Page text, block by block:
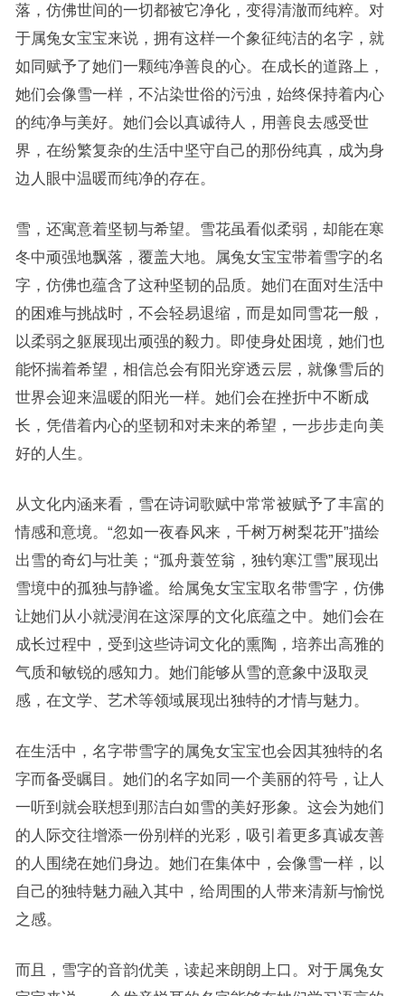
落，仿佛世间的一切都被它净化，变得清澈而纯粹。对
于属兔女宝宝来说，拥有这样一个象征纯洁的名字，就
如同赋予了她们一颗纯净善良的心。在成长的道路上，
她们会像雪一样，不沾染世俗的污浊，始终保持着内心
的纯净与美好。她们会以真诚待人，用善良去感受世
界，在纷繁复杂的生活中坚守自己的那份纯真，成为身
边人眼中温暖而纯净的存在。
雪，还寓意着坚韧与希望。雪花虽看似柔弱，却能在寒
冬中顽强地飘落，覆盖大地。属兔女宝宝带着雪字的名
字，仿佛也蕴含了这种坚韧的品质。她们在面对生活中
的困难与挑战时，不会轻易退缩，而是如同雪花一般，
以柔弱之躯展现出顽强的毅力。即使身处困境，她们也
能怀揣着希望，相信总会有阳光穿透云层，就像雪后的
世界会迎来温暖的阳光一样。她们会在挫折中不断成
长，凭借着内心的坚韧和对未来的希望，一步步走向美
好的人生。
从文化内涵来看，雪在诗词歌赋中常常被赋予了丰富的
情感和意境。“忽如一夜春风来，千树万树梨花开”描绘
出雪的奇幻与壮美；“孤舟蓑笠翁，独钓寒江雪”展现出
雪境中的孤独与静谧。给属兔女宝宝取名带雪字，仿佛
让她们从小就浸润在这深厚的文化底蕴之中。她们会在
成长过程中，受到这些诗词文化的熏陶，培养出高雅的
气质和敏锐的感知力。她们能够从雪的意象中汲取灵
感，在文学、艺术等领域展现出独特的才情与魅力。
在生活中，名字带雪字的属兔女宝宝也会因其独特的名
字而备受瞩目。她们的名字如同一个美丽的符号，让人
一听到就会联想到那洁白如雪的美好形象。这会为她们
的人际交往增添一份别样的光彩，吸引着更多真诚友善
的人围绕在她们身边。她们在集体中，会像雪一样，以
自己的独特魅力融入其中，给周围的人带来清新与愉悦
之感。
而且，雪字的音韵优美，读起来朗朗上口。对于属兔女